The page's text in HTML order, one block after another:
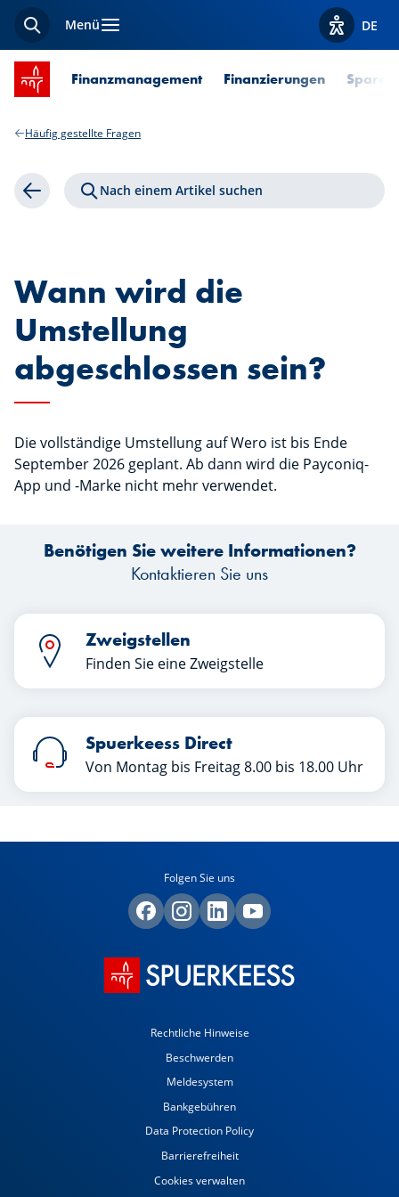
SucheMenü Optionen
DE
Startseite SPUERKEESS
Finanzmanagement Finanzierungen Sparen
Häufig gestellte Fragen
Zurück Nach einem Artikel suchen
Wann wird die
Umstellung
abgeschlossen sein?
Die vollständige Umstellung auf Wero ist bis Ende
September 2026 geplant. Ab dann wird die Payconiq-
App und -Marke nicht mehr verwendet.
Benötigen Sie weitere Informationen?
Kontaktieren Sie uns
Zweigstellen
Finden Sie eine Zweigstelle
Spuerkeess Direct
Von Montag bis Freitag 8.00 bis 18.00 Uhr
Folgen Sie uns
Rechtliche Hinweise
Beschwerden
Meldesystem
Bankgebühren
Data Protection Policy
Barrierefreiheit
Cookies verwalten